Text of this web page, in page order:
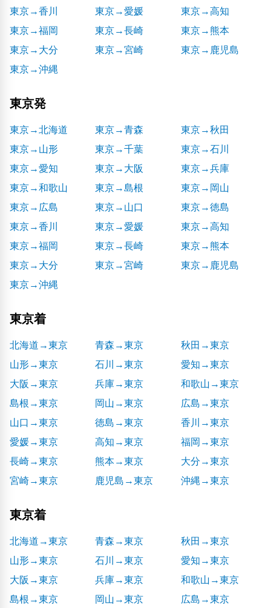
東京→香川
東京→愛媛
東京→高知
東京→福岡
東京→長崎
東京→熊本
東京→大分
東京→宮崎
東京→鹿児島
東京→沖縄
東京発
東京→北海道 東京→青森
東京→秋田
東京→山形
東京→千葉
東京→石川
東京→愛知
東京→大阪
東京→兵庫
東京→和歌山
東京→島根
東京→岡山
東京→広島
東京→山口
東京→徳島
東京→香川
東京→愛媛
東京→高知
東京→福岡
東京→長崎
東京→熊本
東京→大分
東京→宮崎
東京→鹿児島
東京→沖縄
東京着
北海道→東京 青森→東京
秋田→東京
山形→東京
石川→東京
愛知→東京
大阪→東京
兵庫→東京
和歌山→東京
島根→東京
岡山→東京
広島→東京
山口→東京
徳島→東京
香川→東京
愛媛→東京
高知→東京
福岡→東京
長崎→東京
熊本→東京
大分→東京
宮崎→東京
鹿児島→東京 沖縄→東京
東京着
北海道→東京 青森→東京
秋田→東京
山形→東京
石川→東京
愛知→東京
大阪→東京
兵庫→東京
和歌山→東京
島根→東京
岡山→東京
広島→東京